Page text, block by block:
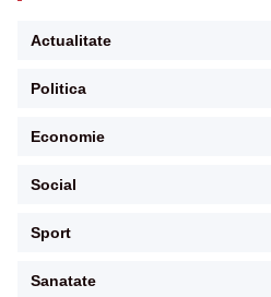
Actualitate
Politica
Economie
Social
Sport
Sanatate